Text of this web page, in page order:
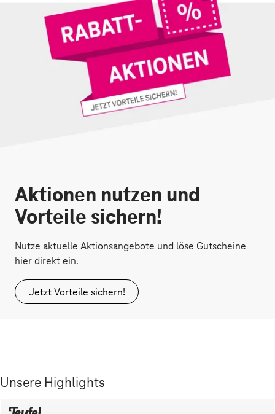
Aktionen nutzen und
Vorteile sichern!
Nutze aktuelle Aktionsangebote und löse Gutscheine
hier direkt ein.
Jetzt Vorteile sichern!
Unsere Highlights